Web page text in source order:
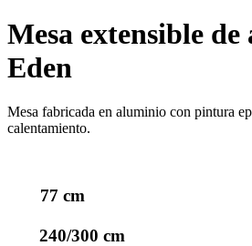
Mesa extensible
Eden
Mesa fabricada en aluminio con pintura
calentamiento.
77 cm
240/300 cm